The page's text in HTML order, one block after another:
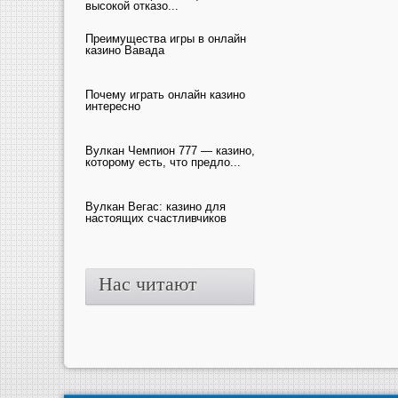
высокой отказо...
Преимущества игры в онлайн
казино Вавада
Почему играть онлайн казино
интересно
Вулкан Чемпион 777 — казино,
которому есть, что предло...
Вулкан Вегас: казино для
настоящих счастливчиков
Нас читают